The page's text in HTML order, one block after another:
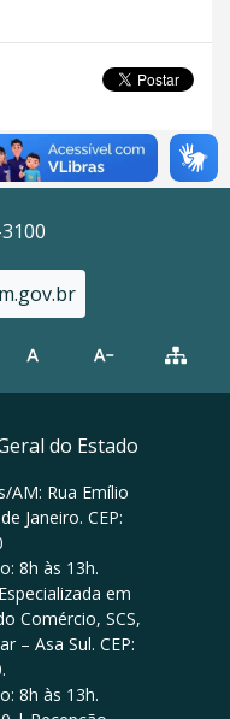
do Estado
AM: Rua Emílio
Janeiro. CEP:
8h às 13h.
em
Comércio, SCS,
– Asa Sul. CEP:
8h às 13h.